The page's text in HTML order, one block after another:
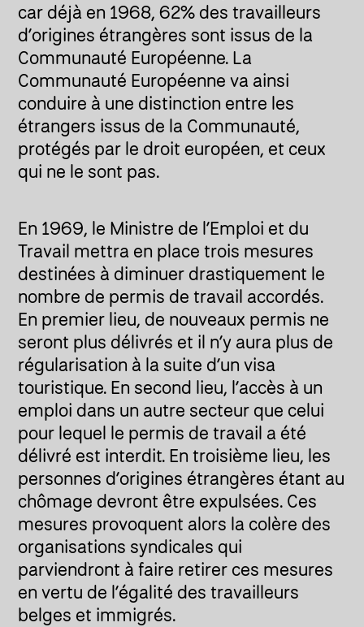
car déjà en 1968, 62% des travailleurs
d’origines étrangères sont issus de la
Communauté Européenne. La
Communauté Européenne va ainsi
conduire à une distinction entre les
étrangers issus de la Communauté,
protégés par le droit européen, et ceux
qui ne le sont pas.
En 1969, le Ministre de l’Emploi et du
Travail mettra en place trois mesures
destinées à diminuer drastiquement le
nombre de permis de travail accordés.
En premier lieu, de nouveaux permis ne
seront plus délivrés et il n’y aura plus de
régularisation à la suite d’un visa
touristique. En second lieu, l’accès à un
emploi dans un autre secteur que celui
pour lequel le permis de travail a été
délivré est interdit. En troisième lieu, les
personnes d’origines étrangères étant au
chômage devront être expulsées. Ces
mesures provoquent alors la colère des
organisations syndicales qui
parviendront à faire retirer ces mesures
en vertu de l’égalité des travailleurs
belges et immigrés.